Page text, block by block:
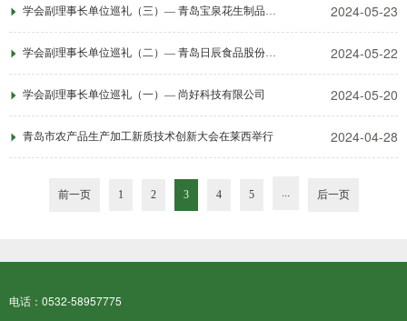
学会副理事长单位巡礼（三）— 青岛宝泉花生制品有限公司 2024-05-23
学会副理事长单位巡礼（二）— 青岛日辰食品股份有限公司 2024-05-22
学会副理事长单位巡礼（一）— 尚好科技有限公司 2024-05-20
青岛市农产品生产加工新质技术创新大会在莱西举行 2024-04-28
前一页 1 2 3 4 5 ··· 后一页
电话：0532-58957775